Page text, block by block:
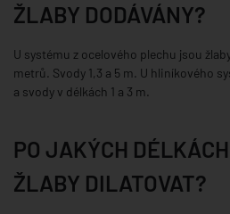
ŽLABY DODÁVÁNY?
U systému z ocelového plechu jsou
metrů. Svody 1,3 a 5 m. U hliníkového
a svody v délkách 1 a 3 m.
PO JAKÝCH
ŽLABY DILATOVAT?